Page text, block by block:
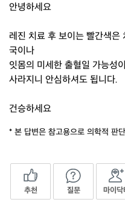
안녕하세요
레진 치료 후 보이는 빨간색
국이나
잇몸의 미세한 출혈일 가능성
사라지니 안심하셔도 됩니다.
건승하세요
* 본 답변은 참고용으로 의학적 판
추천 질문 마이닥